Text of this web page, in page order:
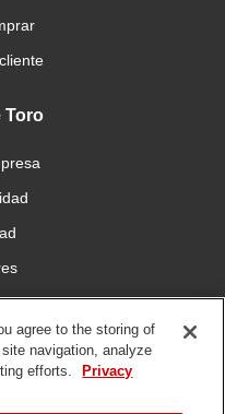
Toro
nosotros
agree to the storing of
navigation, analyze
efforts.
Privacy